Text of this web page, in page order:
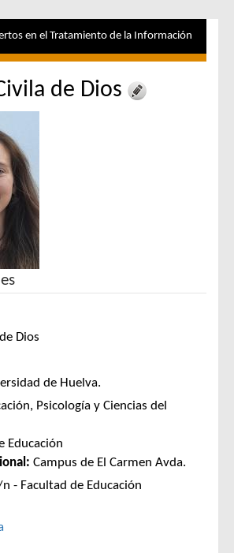
en el Tratamiento de la Información
de Dios
Dios
de Huelva.
Psicología y Ciencias del
Educación
Campus de El Carmen Avda.
- Facultad de Educación